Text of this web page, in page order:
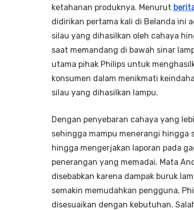
ketahanan produknya. Menurut
didirikan pertama kali di Belanda ini
silau yang dihasilkan oleh cahaya
saat memandang di bawah sinar
utama pihak Philips untuk
konsumen dalam menikmati
silau yang dihasilkan lampu.
Dengan penyebaran cahaya yang
sehingga mampu menerangi hingga
hingga mengerjakan laporan pada
penerangan yang memadai. Mata
disebabkan karena dampak buruk
semakin memudahkan pengguna,
disesuaikan dengan kebutuhan.